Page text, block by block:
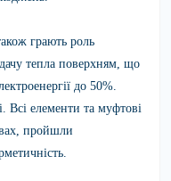
грають роль
тепла поверхням, що
до 50%.
Всі елементи та муфтові
пройшли